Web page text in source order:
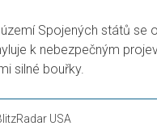
Spojených států se
k nebezpečným
silné bouřky.
USA